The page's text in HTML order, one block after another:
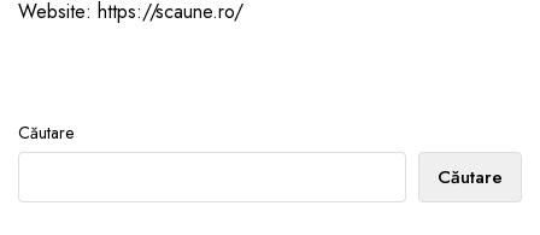
Website: https://scaune.ro/
Căutare
Căutare